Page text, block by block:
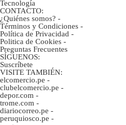
Tecnología
CONTACTO:
¿Quiénes somos? -
Términos y Condiciones -
Política de Privacidad -
Politica de Cookies -
Preguntas Frecuentes
SÍGUENOS:
Suscríbete
VISITE TAMBIÉN:
elcomercio.pe -
clubelcomercio.pe -
depor.com -
trome.com -
diariocorreo.pe -
peruquiosco.pe -